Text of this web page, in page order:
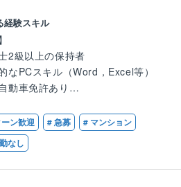
業時間25H程度。
日・水・祝日としております。（支店
火水・祝日です）
ントが休日と重なる場合はその日は出
制】
工体制
スグループ会社である積水ハウス建設
は資格（建築士1級または2級）保持者
人になります※
には】
住宅の建物の維持修繕・修繕手配業務
受付、手配、検査対応
査・点検等の報告書チェック
への報告資料の確認、提出
からの問い合わせ対応
経験スキル
2級以上の保持者
なPCスキル（Word，Excel等）
動車免許あり
方が活躍できます】
ョン管理のご経験があるかた
貢献したい思いがある方
ドル世代の方も多く活躍されていま
ン歓迎 # 急募
# マンション
なし